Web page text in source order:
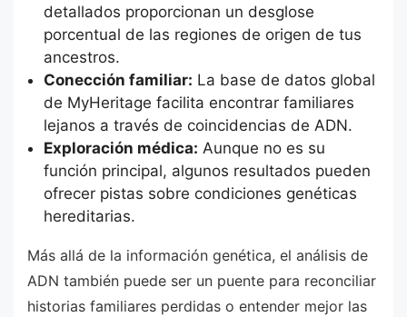
detallados proporcionan un desglose
porcentual de las regiones de origen de tus
ancestros.
Conección familiar: La base de datos global
de MyHeritage facilita encontrar familiares
lejanos a través de coincidencias de ADN.
Exploración médica: Aunque no es su
función principal, algunos resultados pueden
ofrecer pistas sobre condiciones genéticas
hereditarias.
Más allá de la información genética, el análisis de
ADN también puede ser un puente para reconciliar
historias familiares perdidas o entender mejor las